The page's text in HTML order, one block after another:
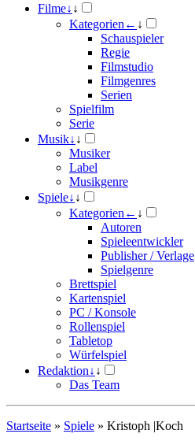
Filme↓ ↓
Kategorien ← ↓
Schauspieler
Regie
Filmstudio
Filmgenres
Serien
Spielfilm
Serie
Musik↓ ↓
Musiker
Label
Musikgenre
Spiele↓ ↓
Kategorien ← ↓
Autoren
Spieleentwickler
Publisher / Verlage
Spielgenre
Brettspiel
Kartenspiel
PC / Konsole
Rollenspiel
Tabletop
Würfelspiel
Redaktion↓ ↓
Das Team
Startseite » Spiele » Kristoph |Koch